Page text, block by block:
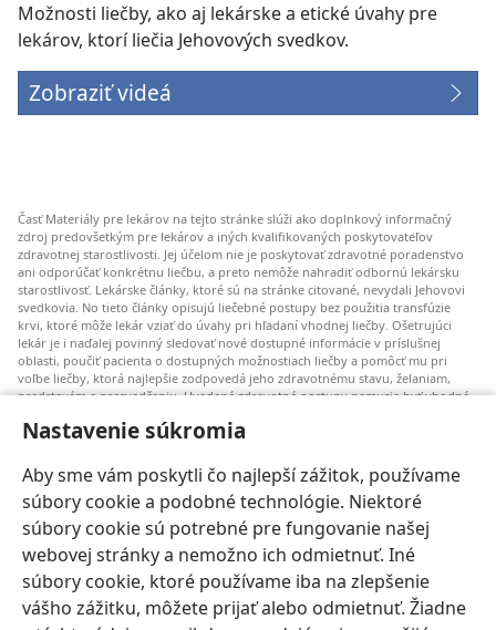
Nastavenie súkromia
Aby sme vám poskytli čo najlepší zážitok, používame
súbory cookie a podobné technológie. Niektoré
súbory cookie sú potrebné pre fungovanie našej
webovej stránky a nemožno ich odmietnuť. Iné
súbory cookie, ktoré používame iba na zlepšenie
vášho zážitku, môžete prijať alebo odmietnuť. Žiadne
Možnosti liečby, ako aj lekárske a etické úvahy pre
lekárov, ktorí liečia Jehovových svedkov.
Zobraziť videá
Časť Materiály pre lekárov na tejto stránke slúži ako doplnkový informačný
zdroj predovšetkým pre lekárov a iných kvalifikovaných poskytovateľov
zdravotnej starostlivosti. Jej účelom nie je poskytovať zdravotné poradenstvo
ani odporúčať konkrétnu liečbu, a preto nemôže nahradiť odbornú lekársku
starostlivosť. Lekárske články, ktoré sú na stránke citované, nevydali Jehovovi
svedkovia. No tieto články opisujú liečebné postupy bez použitia transfúzie
krvi, ktoré môže lekár vziať do úvahy pri hľadaní vhodnej liečby. Ošetrujúci
lekár je i naďalej povinný sledovať nové dostupné informácie v príslušnej
oblasti, poučiť pacienta o dostupných možnostiach liečby a pomôcť mu pri
voľbe liečby, ktorá najlepšie zodpovedá jeho zdravotnému stavu, želaniam,
predstavám a presvedčeniu. Uvedené zdravotné postupy nemusia byť vhodné
Pre pacientov: Svoj zdravotný stav a vhodné liečebné postupy vždy konzultujte
starostlivosti. V prípade zdravotných problémov vždy konzultujte s lekárom.
Podmienky používania tejto stránky upravuje dokument Podmienky
používania.